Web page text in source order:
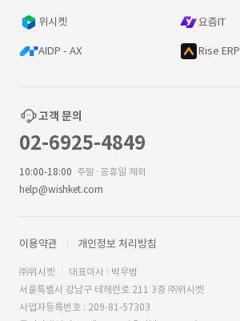
위시켓 요즘IT
AIDP - AX Rise ERP
고객 문의
02-6925-4849
10:00-18:00 주말·공휴일 제외
help@wishket.com
이용약관 개인정보 처리방침
㈜위시켓
대표이사 : 박우범
서울특별시 강남구 테헤란로 211 3층 ㈜위시켓
사업자등록번호 : 209-81-57303